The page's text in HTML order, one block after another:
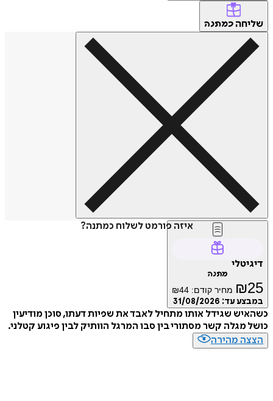
כמתנה
איזה פורמט לשלוח כמתנה?
₪ מחיר קודם: ₪44
עד:31/08/2026
שגידל אותו מתחיל לאבד את שפיות דעתו, סוכן מודיעין
מגלה קשר מסתורי בין סבו המרגל הוותיק לבין פיגוע קטלני.
מהירה